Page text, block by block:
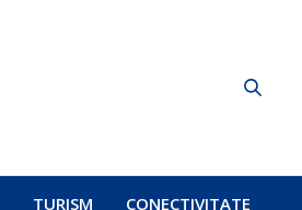
TURISM CONECTIVITATE